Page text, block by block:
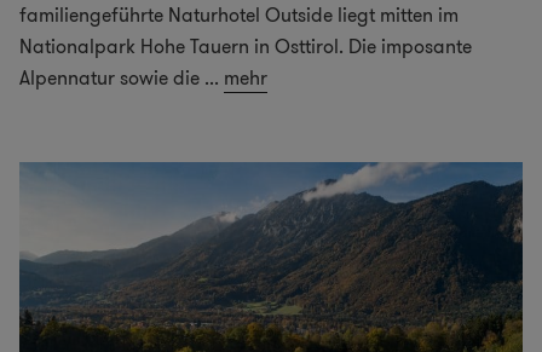
familiengeführte Naturhotel Outside liegt mitten im
Nationalpark Hohe Tauern in Osttirol. Die imposante
Alpennatur sowie die ... mehr